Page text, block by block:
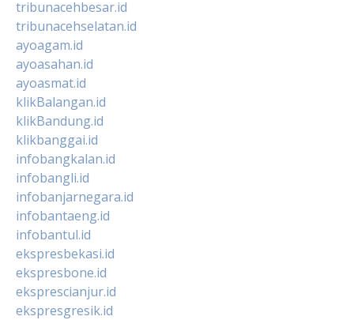
tribunacehbesar.id
tribunacehselatan.id
ayoagam.id
ayoasahan.id
ayoasmat.id
klikBalangan.id
klikBandung.id
klikbanggai.id
infobangkalan.id
infobangli.id
infobanjarnegara.id
infobantaeng.id
infobantul.id
ekspresbekasi.id
ekspresbone.id
eksprescianjur.id
ekspresgresik.id